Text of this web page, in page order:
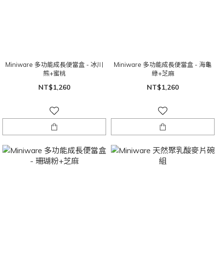
Miniware 多功能成長便當盒 - 冰川
熊+蜜桃
NT$1,260
Miniware 多功能成長便當盒 - 海龜
綠+芝麻
NT$1,260